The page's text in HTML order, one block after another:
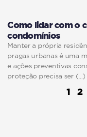
Como lidar com o
condomínios
Manter a própria
pragas urbanas é uma
e ações preventivas
proteção precisa ser
1 2